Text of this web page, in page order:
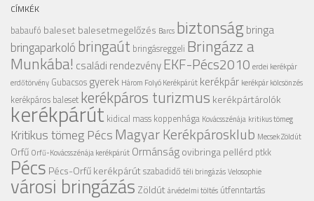
CÍMKÉK
babaufó balesetbalesetmegelőzés Barcs biztonságbringa
bringaparkolóbringaút bringásreggeli Bringázz a
Munkába! családi rendezvényEKF-Pécs2010 erdei kerékpár
erdőtörvény Gubacsos gyerek Három Folyó Kerékpárút kerékpár kerékpár kölcsönzés
kerékpáros baleset kerékpáros turizmus kerékpártárolók
kerékpárút kidical mass koppenhága Kovácsszénája kritikus tömeg
Kritikus tömeg PécsMagyar Kerékpárosklub Mecsek Zöldút
Orfű Orfű-Kovácsszénája kerékpárút Ormánságovibringapellérd ptkk
Pécs Pécs-Orfű kerékpárútszabadidő téli bringázásVelosophie
városi bringázás Zöldútárvédelmi töltés útfenntartás